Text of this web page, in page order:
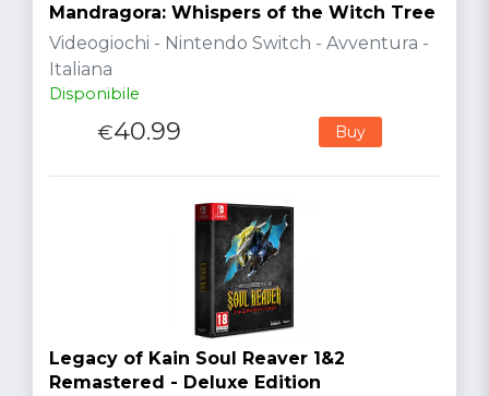
Mandragora: Whispers of the Witch Tree
Videogiochi - Nintendo Switch - Avventura -
Italiana
Disponibile
€40.99 Buy
Legacy of Kain Soul Reaver 1&2
Remastered - Deluxe Edition